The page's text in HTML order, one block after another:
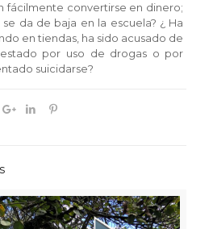
fácilmente convertirse en dinero;
da de baja en la escuela? ¿ Ha
en tiendas, ha sido acusado de
por uso de drogas o por
suicidarse?